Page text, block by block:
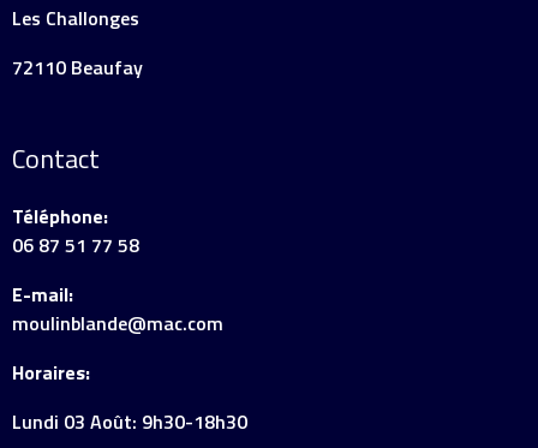
Les Challonges
72110 Beaufay
Contact
Téléphone:
06 87 51 77 58
E-mail:
moulinblande@mac.com
Horaires:
Lundi 03 Août: 9h30-18h30